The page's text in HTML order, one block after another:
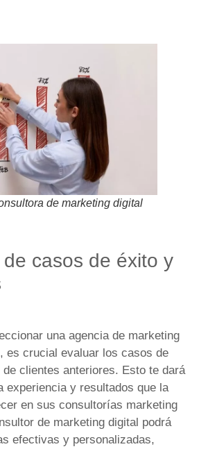
de marketing digital
casos de éxito y
una agencia de marketing
es crucial evaluar los casos de
clientes anteriores. Esto te dará
experiencia y resultados que la
en sus consultorías marketing
de marketing digital podrá
efectivas y personalizadas,